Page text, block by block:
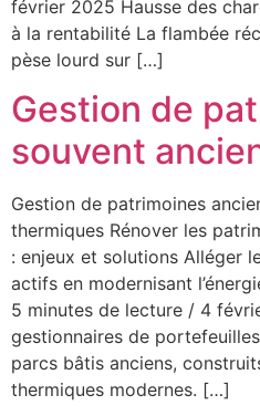
février 2025 Hausse des
à la rentabilité La flambée
pèse lourd sur […]
Gestion de
souvent
Gestion de patrimoines
thermiques Rénover les
: enjeux et solutions Alléger
actifs en modernisant
5 minutes de lecture / 4
gestionnaires de
parcs bâtis anciens,
thermiques modernes. […]